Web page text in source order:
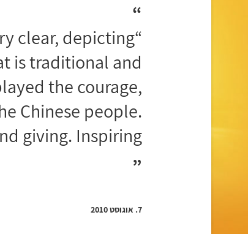
“
clear, depicting
is traditional and
the courage,
Chinese people.
giving. Inspiring!”
”
7. אוגוסט 2010